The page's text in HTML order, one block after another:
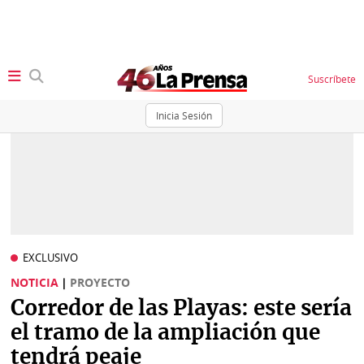
Inicia Sesión
Suscríbete
Sociedad
Judiciales
Política
Economía
K
Vivir+
EXCLUSIVO
NOTICIA | PROYECTO
Corredor de las Playas: este sería
el tramo de la ampliación que
tendrá peaje